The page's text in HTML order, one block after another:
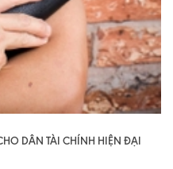
DÂN TÀI CHÍNH HIỆN ĐẠI